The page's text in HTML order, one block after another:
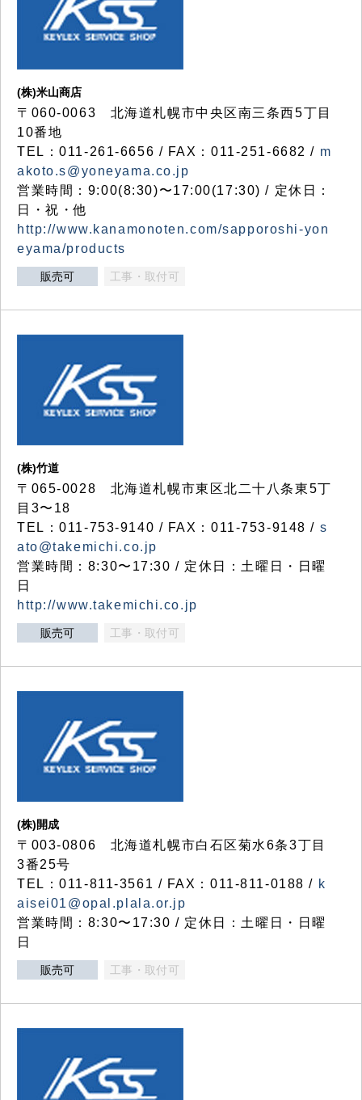
(株)米山商店
〒060-0063 北海道札幌市中央区南三条西5丁目
10番地
TEL：011-261-6656 / FAX：011-251-6682 / m
akoto.s@yoneyama.co.jp
営業時間：9:00(8:30)〜17:00(17:30) / 定休日：
日・祝・他
http://www.kanamonoten.com/sapporoshi-yon
eyama/products
販売可 工事・取付可
(株)竹道
〒065-0028 北海道札幌市東区北二十八条東5丁
目3〜18
TEL：011-753-9140 / FAX：011-753-9148 / s
ato@takemichi.co.jp
営業時間：8:30〜17:30 / 定休日：土曜日・日曜
日
http://www.takemichi.co.jp
販売可 工事・取付可
(株)開成
〒003-0806 北海道札幌市白石区菊水6条3丁目
3番25号
TEL：011-811-3561 / FAX：011-811-0188 / k
aisei01@opal.plala.or.jp
営業時間：8:30〜17:30 / 定休日：土曜日・日曜
日
販売可 工事・取付可